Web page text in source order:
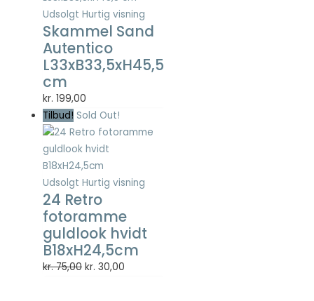
Udsolgt Hurtig visning
Skammel Sand
Autentico
L33xB33,5xH45,5
cm
kr. 199,00
Tilbud! Sold Out!
Udsolgt Hurtig visning
24 Retro
fotoramme
guldlook hvidt
B18xH24,5cm
kr.75,00 Den
kr. 30,00